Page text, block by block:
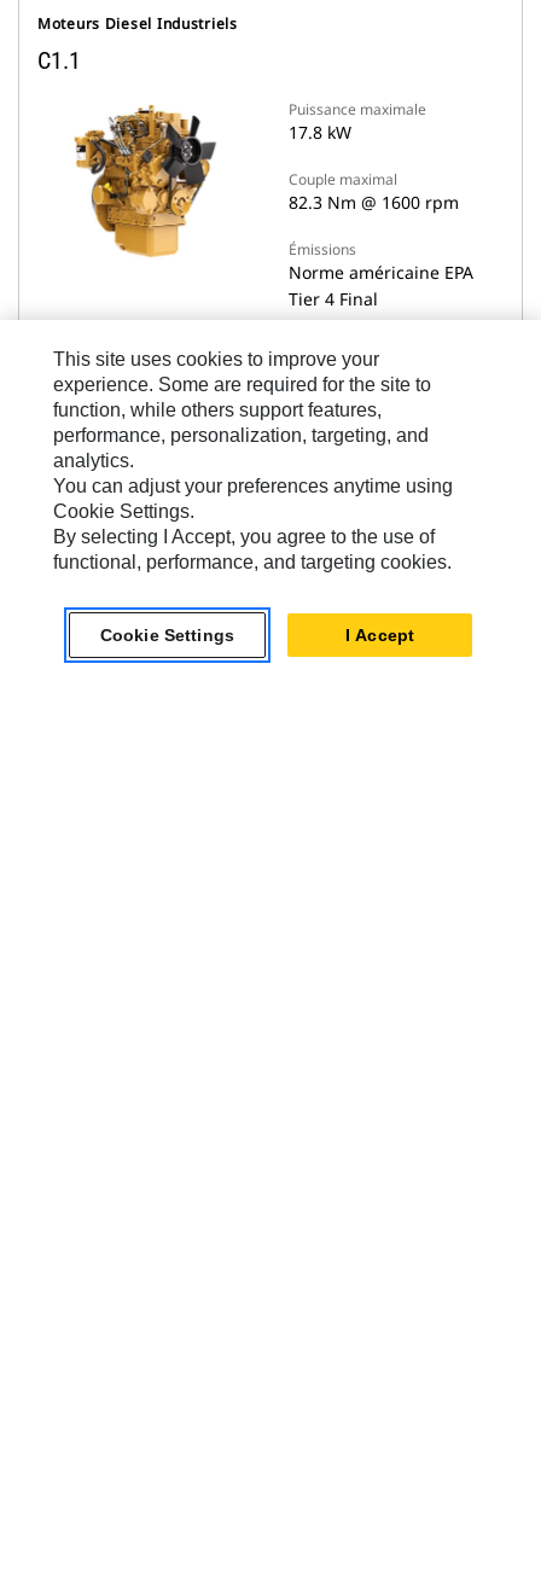
Moteurs Diesel Industriels
C1.1
Puissance maximale
17.8 kW
Couple maximal
82.3 Nm @ 1600 rpm
Émissions
Norme américaine EPA
Tier 4 Final
Afficher Détails
Comparer des modèles
Moteurs Diesel Industriels
C1.5
This site uses cookies to improve your
experience. Some are required for the site to
function, while others support features,
performance, personalization, targeting, and
analytics.
You can adjust your preferences anytime using
Cookie Settings.
By selecting I Accept, you agree to the use of
functional, performance, and targeting cookies.
Cookie Settings I Accept